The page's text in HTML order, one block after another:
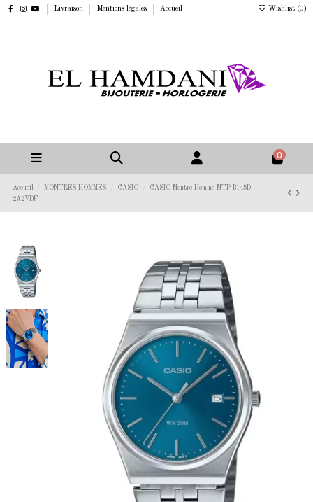
Livraison Mentions légales Accueil Wishlist (0 )
0
Accueil MONTRES HOMMES CASIO
CASIO Montre Homme MTP-B145D-
2A2VDF